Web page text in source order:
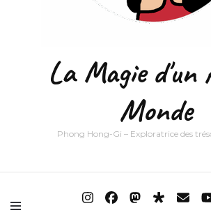
La Magie d'un
Monde
Phong Hong-Gi – Exploratrice des